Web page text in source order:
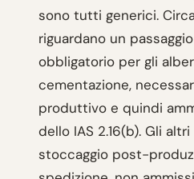
sono tutti generici.
riguardano un
obbligatorio per gli
cementazione,
produttivo e quindi
dello IAS 2.16(b). Gli
stoccaggio post-